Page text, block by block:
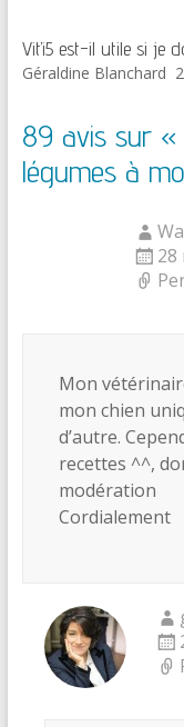
Vit’i5 est-il utile si je
Géraldine Blanchard
89 avis sur «
légumes à
28
Mon
mon chien
d’autre.
recettes ^^,
modération
Cordialement